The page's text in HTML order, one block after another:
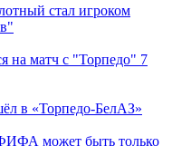
стал игроком
на матч с "Торпедо" 7
в «Торпедо-БелАЗ»
ФИФА может быть только